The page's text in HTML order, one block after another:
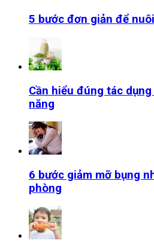
5 bước đơn giản để
Cần hiểu đúng tác
năng
6 bước giảm mỡ bụng
phòng